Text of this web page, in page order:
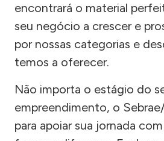
encontrará o material
seu negócio a crescer e
por nossas categorias e
temos a oferecer.
Não importa o estágio do
empreendimento, o
para apoiar sua jornada